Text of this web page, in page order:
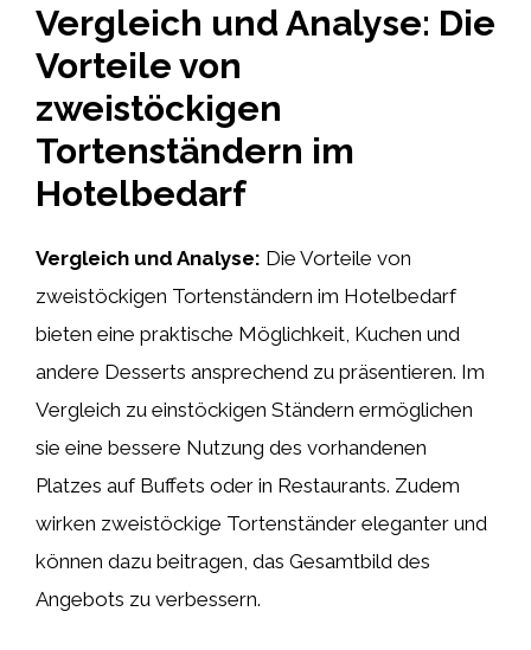
Vergleich und Analyse: Die
Vorteile von
zweistöckigen
Tortenständern im
Hotelbedarf
Vergleich und Analyse: Die Vorteile von
zweistöckigen Tortenständern im Hotelbedarf
bieten eine praktische Möglichkeit, Kuchen und
andere Desserts ansprechend zu präsentieren. Im
Vergleich zu einstöckigen Ständern ermöglichen
sie eine bessere Nutzung des vorhandenen
Platzes auf Buffets oder in Restaurants. Zudem
wirken zweistöckige Tortenständer eleganter und
können dazu beitragen, das Gesamtbild des
Angebots zu verbessern.